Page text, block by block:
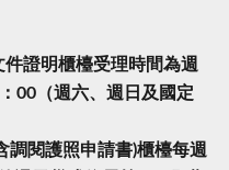
證明櫃檯受理時間為週
00（週六、週日及國定
調閱護照申請書)櫃檯每週